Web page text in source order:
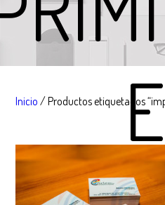
Inicio / Productos etiquetados